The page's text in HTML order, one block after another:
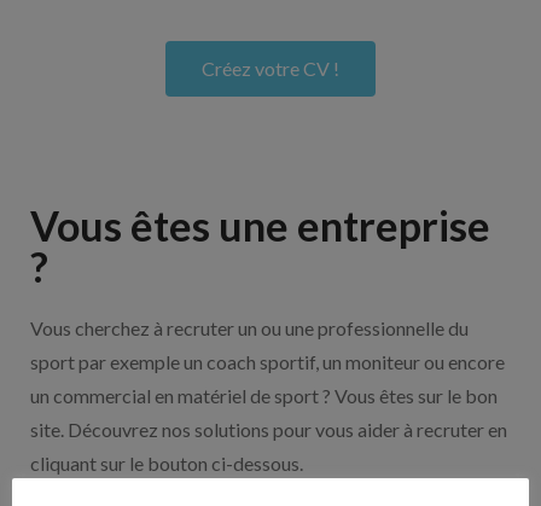
Créez votre CV !
Vous êtes une entreprise
?
Vous cherchez à recruter un ou une professionnelle du
sport par exemple un coach sportif, un moniteur ou encore
un commercial en matériel de sport ? Vous êtes sur le bon
site. Découvrez nos solutions pour vous aider à recruter en
cliquant sur le bouton ci-dessous.